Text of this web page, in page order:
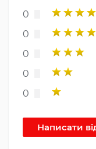
0
0
0
0
0